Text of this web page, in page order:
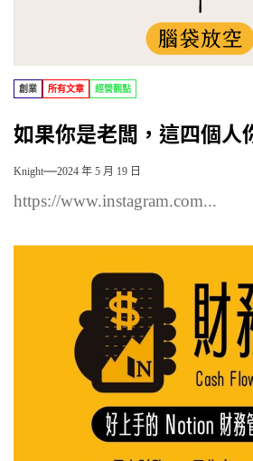
創業 所有文章 經營觀點
如果你是老闆，這四個人
Knight 2024 年 5 月 19 日
https://www.instagram.com...